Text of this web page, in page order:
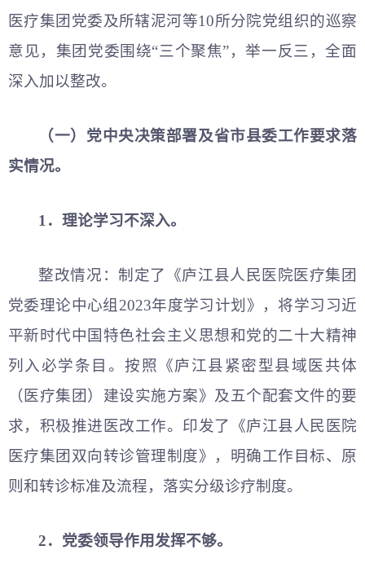
医疗集团党委及所辖泥河等10所分院党组织的巡察
意见，集团党委围绕“三个聚焦”，举一反三，全面
深入加以整改。
（一）党中央决策部署及省市县委工作要求落
实情况。
1．理论学习不深入。
整改情况：制定了《庐江县人民医院医疗集团
党委理论中心组2023年度学习计划》，将学习习近
平新时代中国特色社会主义思想和党的二十大精神
列入必学条目。按照《庐江县紧密型县域医共体
（医疗集团）建设实施方案》及五个配套文件的要
求，积极推进医改工作。印发了《庐江县人民医院
医疗集团双向转诊管理制度》，明确工作目标、原
则和转诊标准及流程，落实分级诊疗制度。
2．党委领导作用发挥不够。